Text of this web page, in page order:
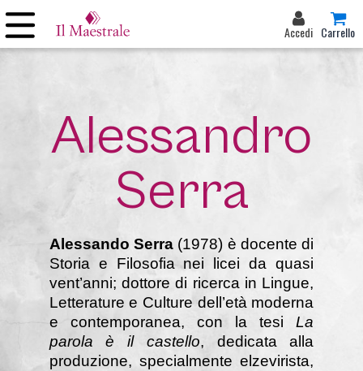
Accedi Carrello
Alessandro
Serra
Alessando Serra (1978) è docente di
Storia e Filosofia nei licei da quasi
vent’anni; dottore di ricerca in Lingue,
Letterature e Culture dell’età moderna
e contemporanea, con la tesiLa
parola è il castello, dedicata al­la
produzione, specialmente elzevirista,